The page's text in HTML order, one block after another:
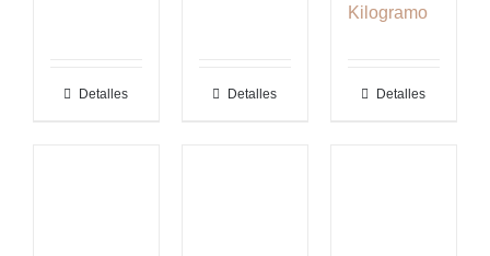
Detalles Detalles
Kilogramo
Detalles